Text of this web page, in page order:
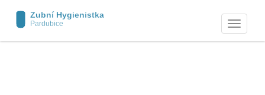
Zobrazit
navigaci